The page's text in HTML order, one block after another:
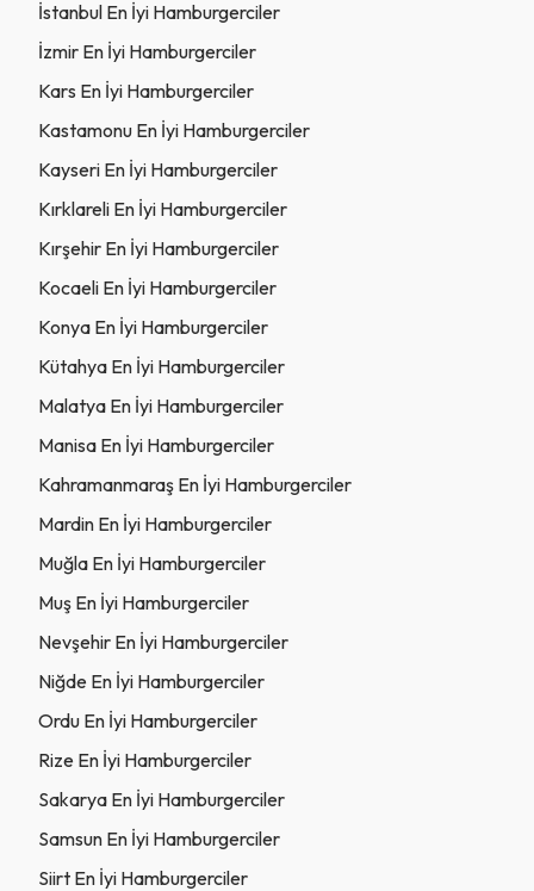
İstanbul En İyi Hamburgerciler
İzmir En İyi Hamburgerciler
Kars En İyi Hamburgerciler
Kastamonu En İyi Hamburgerciler
Kayseri En İyi Hamburgerciler
Kırklareli En İyi Hamburgerciler
Kırşehir En İyi Hamburgerciler
Kocaeli En İyi Hamburgerciler
Konya En İyi Hamburgerciler
Kütahya En İyi Hamburgerciler
Malatya En İyi Hamburgerciler
Manisa En İyi Hamburgerciler
Kahramanmaraş En İyi Hamburgerciler
Mardin En İyi Hamburgerciler
Muğla En İyi Hamburgerciler
Muş En İyi Hamburgerciler
Nevşehir En İyi Hamburgerciler
Niğde En İyi Hamburgerciler
Ordu En İyi Hamburgerciler
Rize En İyi Hamburgerciler
Sakarya En İyi Hamburgerciler
Samsun En İyi Hamburgerciler
Siirt En İyi Hamburgerciler